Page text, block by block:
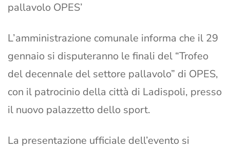
pallavolo OPES’
L’amministrazione comunale informa che il 29
gennaio si disputeranno le finali del “Trofeo
del decennale del settore pallavolo” di OPES,
con il patrocinio della città di Ladispoli, presso
il nuovo palazzetto dello sport.
La presentazione ufficiale dell’evento si